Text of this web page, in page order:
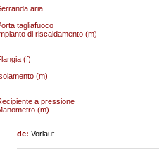
aria
tagliafuoco
di riscaldamento (m)
(f)
(m)
a pressione
(m)
de:Vorlauf